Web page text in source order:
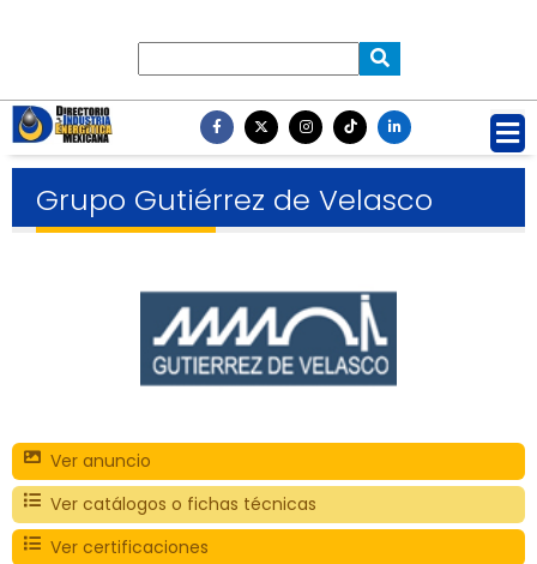
Grupo Gutiérrez de Velasco
Ver anuncio
Ver catálogos o fichas técnicas
Ver certificaciones